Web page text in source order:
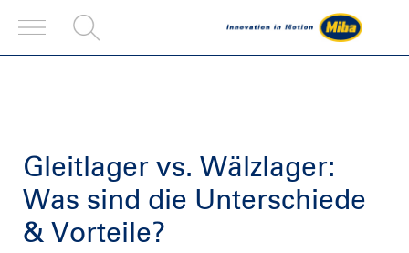
Gleitlager vs. Wälzlager:
Was sind die Unterschiede
& Vorteile?